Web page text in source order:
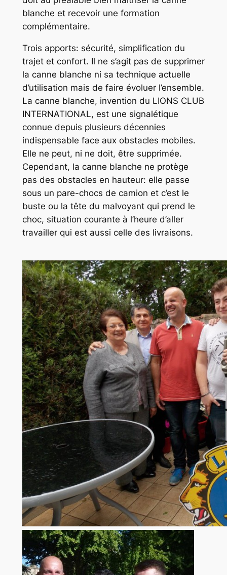
blanche et recevoir une formation
complémentaire.
Trois apports: sécurité, simplification du
trajet et confort. Il ne s’agit pas de supprimer
la canne blanche ni sa technique actuelle
d’utilisation mais de faire évoluer l’ensemble.
La canne blanche, invention du LIONS CLUB
INTERNATIONAL, est une signalétique
connue depuis plusieurs décennies
indispensable face aux obstacles mobiles.
Elle ne peut, ni ne doit, être supprimée.
Cependant, la canne blanche ne protège
pas des obstacles en hauteur: elle passe
sous un pare-chocs de camion et c’est le
buste ou la tête du malvoyant qui prend le
choc, situation courante à l’heure d’aller
travailler qui est aussi celle des livraisons.